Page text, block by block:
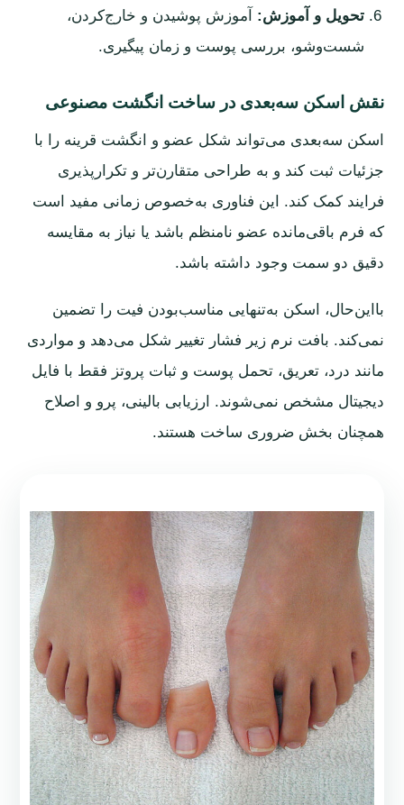
تحویل و آموزش: آموزش پوشیدن و خارج‌کردن،
شست‌وشو، بررسی پوست و زمان پیگیری.
نقش اسکن سه‌بعدی در ساخت انگشت مصنوعی
اسکن سه‌بعدی می‌تواند شکل عضو و انگشت قرینه را با
جزئیات ثبت کند و به طراحی متقارن‌تر و تکرارپذیری
فرایند کمک کند. این فناوری به‌خصوص زمانی مفید است
که فرم باقی‌مانده عضو نامنظم باشد یا نیاز به مقایسه
دقیق دو سمت وجود داشته باشد.
بااین‌حال، اسکن به‌تنهایی مناسب‌بودن فیت را تضمین
نمی‌کند. بافت نرم زیر فشار تغییر شکل می‌دهد و مواردی
مانند درد، تعریق، تحمل پوست و ثبات پروتز فقط با فایل
دیجیتال مشخص نمی‌شوند. ارزیابی بالینی، پرو و اصلاح
همچنان بخش ضروری ساخت هستند.